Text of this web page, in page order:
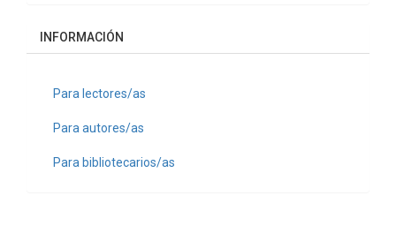
INFORMACIÓN
Para lectores/as
Para autores/as
Para bibliotecarios/as